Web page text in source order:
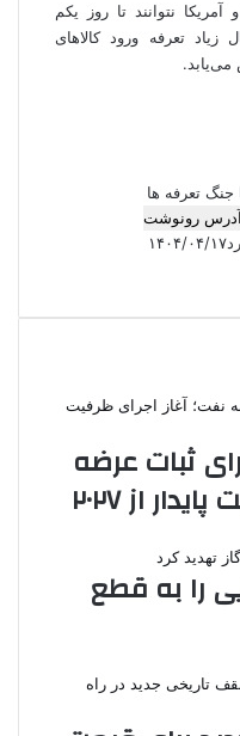
نتوانند تا روز یکم
تعرفه ورود کالاهای
جنگ تعرفه ها
آدرس رونوشت
۱۴۰۴/۰۴/۱۷
ثبات عرضه
از ۲۰۲۷
را به قطع